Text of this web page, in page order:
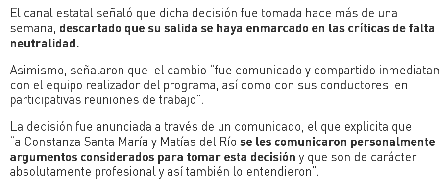
El canal estatal señaló que dicha decisión fue tomada hace más de una
semana, descartado que su salida se haya enmarcado en las críticas de falta
neutralidad.
Asimismo, señalaron que el cambio “fue comunicado y compartido
con el equipo realizador del programa, así como con sus conductores, en
participativas reuniones de trabajo”.
La decisión fue anunciada a través de un comunicado, el que explicita que
“a Constanza Santa María y Matías del Ríose les comunicaron personalmente
argumentos considerados para tomar esta decisióny que son de carácter
absolutamente profesional y así también lo entendieron”.